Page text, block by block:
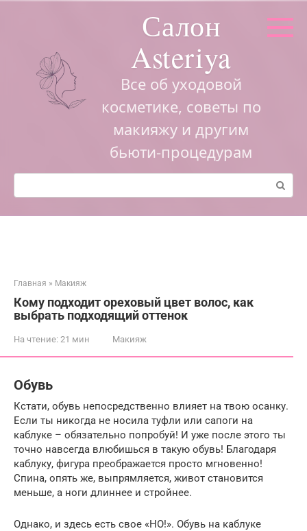
Салон
Asteriya
Все об уходовой
косметике, советы по
макияжу и другим
бьюти-процедурам
Поиск:
Главная » Макияж
Кому подходит ореховый цвет волос, как
выбрать подходящий оттенок
На чтение: 21 мин Макияж
Обувь
Кстати, обувь непосредственно влияет на твою осанку.
Если ты никогда не носила туфли или сапоги на
каблуке – обязательно попробуй! И уже после этого ты
точно навсегда влюбишься в такую обувь! Благодаря
каблуку, фигура преображается просто мгновенно!
Спина, опять же, выпрямляется, живот становится
меньше, а ноги длиннее и стройнее.
Однако, и здесь есть свое «НО!». Обувь на каблуке